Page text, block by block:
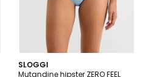
SLOGGI
Mutandine hipster ZERO FEEL
4